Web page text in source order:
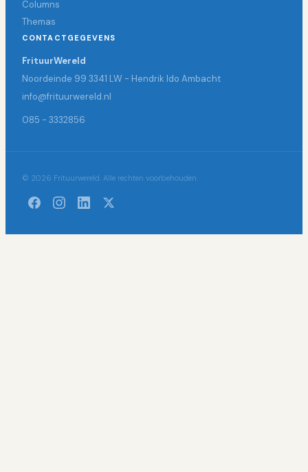
Columns
Themas
CONTACTGEGEVENS
FrituurWereld
Noordeinde 99 3341 LW - Hendrik Ido Ambacht
info@frituurwereld.nl
085 - 3332856
© 2026 Frituurwereld. Alle rechten voorbehouden.